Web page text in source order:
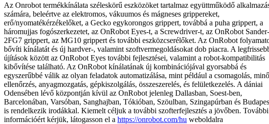
Az Onrobot termékkínálata széleskörű eszközöket tartalmaz együttműködő
számára, beleértve az elektromos, vákuumos és mágneses grippereket,
erő/nyomatékérzékelőket, a Gecko egykorongos grippert, továbbá a puha grippert, a
háromujjas fogószerkezetet, az OnRobot Eyes-t, a Screwdriver-t, az OnRobot
2FG7 grippert, az MG10 grippert és további eszközcserélőket. Az OnRobot
bővíti kínálatát és új hardver-, valamint szoftvermegoldásokat dob piacra. A
újítások között az OnRobot Eyes további fejlesztései, valamint a robot-kompatibilitás
kibővítése található. Az OnRobot kínálatának új kombinációjával gyorsabbá és
egyszerűbbé válik az olyan feladatok automatizálása, mint például a csomagolás,
ellenőrzés, anyagmozgatás, gépkiszolgálás, összeszerelés, és felületkezelés. A dániai
Odensében lévő központján kívül az OnRobot jelenleg Dallasban, Soest-ben,
Barcelonában, Varsóban, Sanghajban, Tókióban, Szöulban, Szingapúrban és
is rendelkezik irodákkal. Kiemelt céljuk a további szofterfejlesztés a jövőben. További
információért kérjük, látogasson el a https://onrobot.com/hu weboldalra